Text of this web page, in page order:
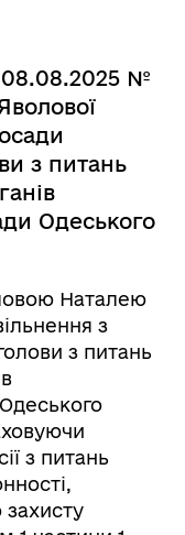
08.08.2025 №
з питань
Одеського
Наталею
з
з питань
з питань
захисту